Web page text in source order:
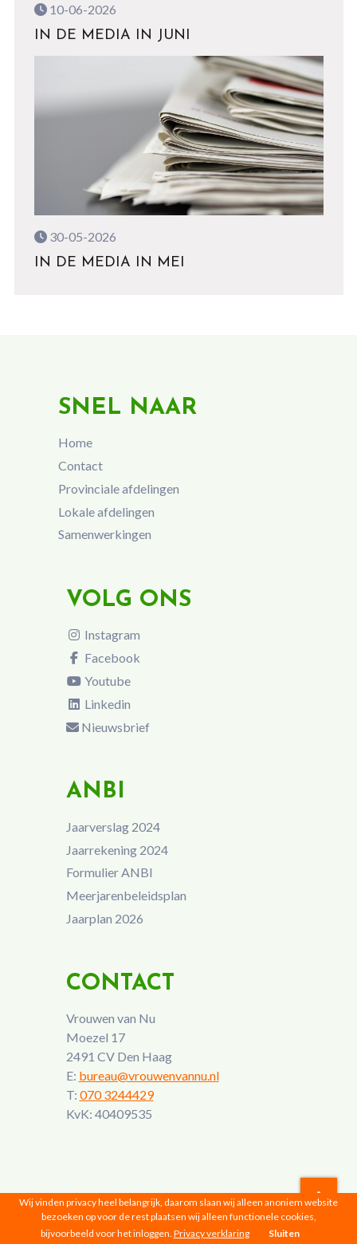
10-06-2026
IN DE MEDIA IN JUNI
30-05-2026
IN DE MEDIA IN MEI
SNEL NAAR
Home
Contact
Provinciale afdelingen
Lokale afdelingen
Samenwerkingen
VOLG ONS
Instagram
Facebook
Youtube
Linkedin
Nieuwsbrief
ANBI
Jaarverslag 2024
Jaarrekening 2024
Formulier ANBI
Meerjarenbeleidsplan
Jaarplan 2026
CONTACT
Vrouwen van Nu
Moezel 17
2491 CV Den Haag
E: bureau@vrouwenvannu.nl
T: 070 3244429
KvK: 40409535
Vrouwen van Nu © 2026 |Privacyverklaring
Wij vinden privacy heel belangrijk, daarom slaan wij alleen anoniem website
bezoeken op voor de rest plaatsen wij alleen functionele cookies,
bijvoorbeeld voor het inloggen. Privacy verklaring Sluiten